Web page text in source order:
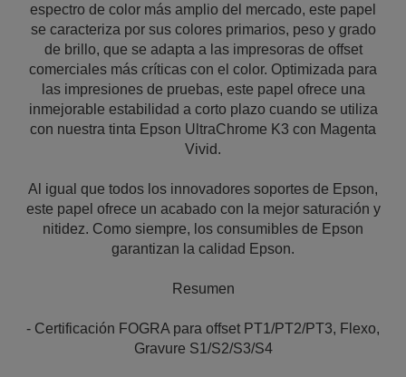
espectro de color más amplio del mercado, este papel
se caracteriza por sus colores primarios, peso y grado
de brillo, que se adapta a las impresoras de offset
comerciales más críticas con el color. Optimizada para
las impresiones de pruebas, este papel ofrece una
inmejorable estabilidad a corto plazo cuando se utiliza
con nuestra tinta Epson UltraChrome K3 con Magenta
Vivid.
Al igual que todos los innovadores soportes de Epson,
este papel ofrece un acabado con la mejor saturación y
nitidez. Como siempre, los consumibles de Epson
garantizan la calidad Epson.
Resumen
- Certificación FOGRA para offset PT1/PT2/PT3, Flexo,
Gravure S1/S2/S3/S4